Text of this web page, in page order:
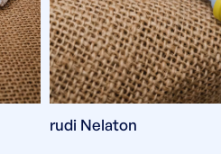
rudi Nelaton